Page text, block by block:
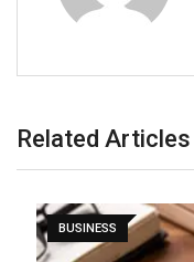
Related Articles
BUSINESS